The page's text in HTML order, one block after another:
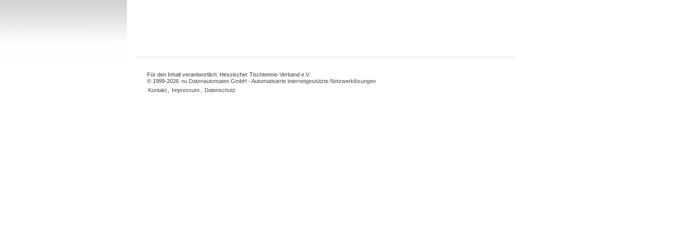
Für den Inhalt verantwortlich: Hessischer Tischtennis-Verband e.V.
© 1999-2026 nu Datenautomaten GmbH - Automatisierte internetgestützte Netzwerklösungen
Kontakt
Impressum Datenschutz